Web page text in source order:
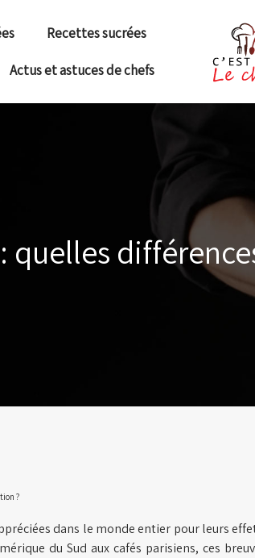
Recettes sucrées
Actus et astuces de chefs
quelles
?
dans le monde entier pour leurs
du Sud aux cafés parisiens, ces